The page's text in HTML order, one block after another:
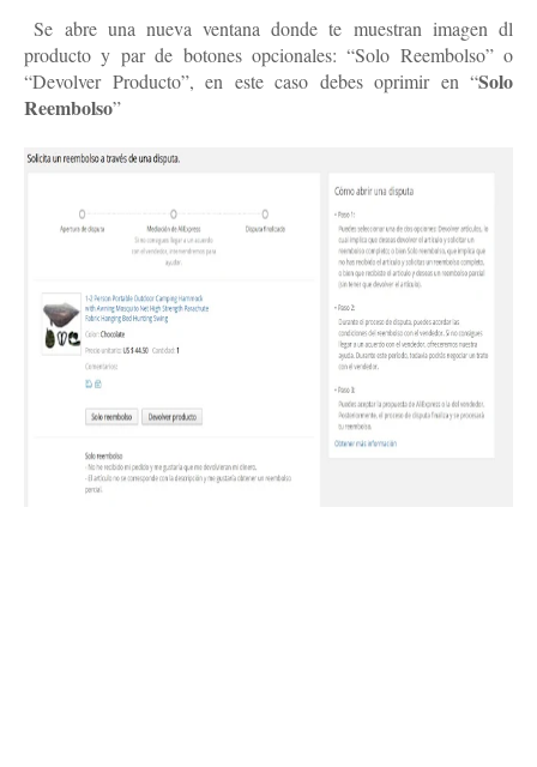
Se abre una nueva ventana donde te muestran imagen dl
producto y par de botones opcionales: “Solo Reembolso” o
“Devolver Producto”, en este caso debes oprimir en “Solo
Reembolso”